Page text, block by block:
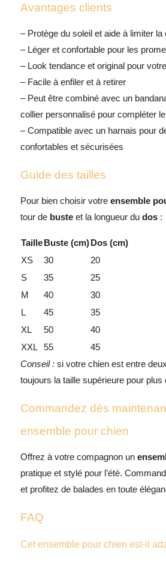
Avantages clients
– Protège du soleil et aide à limiter la
– Léger et confortable pour les
– Look tendance et original pour
– Facile à enfiler et à retirer
– Peut être combiné avec un
collier personnalisépour compléter
– Compatible avec un harnais pour
confortables et sécurisées
Guide des tailles
Pour bien choisir votre ensemble
tour de busteet la longueur du dos:
Taille Buste (cm) Dos (cm)
XS
30
20
S
35
25
M
40
30
L
45
35
XL
50
40
XXL
55
45
Conseil :si votre chien est entre
toujours la taille supérieure pour plus
Commandez dès
ensemble pour chien
Offrez à votre compagnon un
pratique et stylé pour l’été.
et profitez de balades en toute
FAQ
Cet ensemble pour chien est-il